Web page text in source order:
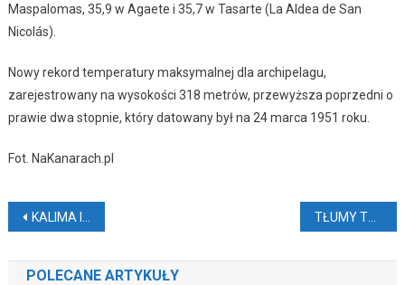
Maspalomas, 35,9 w Agaete i 35,7 w Tasarte (La Aldea de San
Nicolás).
Nowy rekord temperatury maksymalnej dla archipelagu,
zarejestrowany na wysokości 318 metrów, przewyższa poprzedni o
prawie dwa stopnie, który datowany był na 24 marca 1951 roku.
Fot. NaKanarach.pl
Nawigacja
wpisu
KALIMA I UTRUDNIENIA LOTNICZE TŁUMY TURYSTÓW NA WIELKANOC
POLECANE ARTYKUŁY